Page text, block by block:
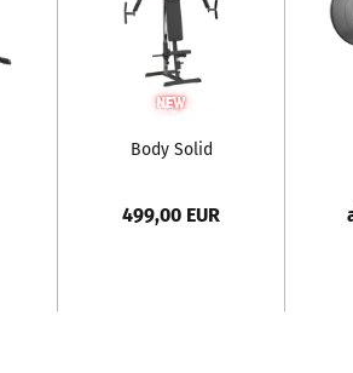
Body Solid
Butterfly...
499,00 EUR